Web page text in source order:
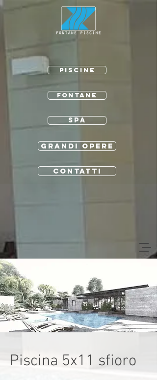
PISCINE
SPA
GRANDI OPERE
FONTANE
CONTATTI
Piscina 5x11 sfioro